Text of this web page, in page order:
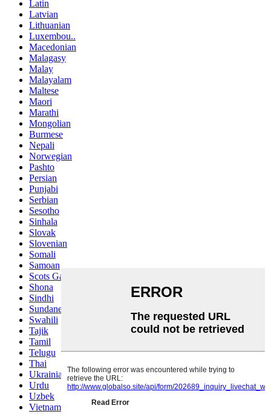
Latin
Latvian
Lithuanian
Luxembou..
Macedonian
Malagasy
Malay
Malayalam
Maltese
Maori
Marathi
Mongolian
Burmese
Nepali
Norwegian
Pashto
Persian
Punjabi
Serbian
Sesotho
Sinhala
Slovak
Slovenian
Somali
Samoan
Scots Gaelic
Shona
Sindhi
Sundanese
Swahili
Tajik
Tamil
Telugu
Thai
Ukrainian
Urdu
Uzbek
Vietnamese